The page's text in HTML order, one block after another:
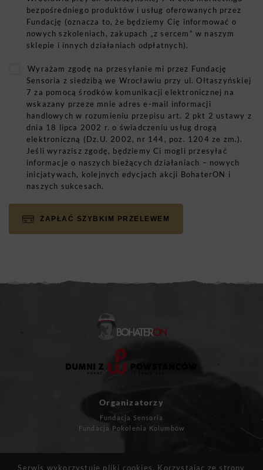
Serwis wykorzystuje pliki cookies. Korzystając ze strony
bezpośredniego produktów i usług oferowanych przez
Fundację (oznacza to, że będziemy Cię informować o
nowych szkoleniach, zakupach „z sercem” w naszym
sklepie i innych działaniach odpłatnych).
Wyrażam zgodę na przesyłanie mi przez Fundację
Sensoria z siedzibą we Wrocławiu przy ul. Ołtaszyńskiej
7 za pomocą środków komunikacji elektronicznej na
wskazany przeze mnie adres e-mail informacji
handlowych w rozumieniu przepisu art. 2 pkt 2 ustawy z
dnia 18 lipca 2002 r. o świadczeniu usług drogą
elektroniczną (Dz.U. 2002, nr 144, poz. 1204 ze zm.).
Jeśli wyrazisz zgodę, będziemy Ci mogli przesyłać
informacje o naszych bieżących działaniach – nowych
inicjatywach, kolejnych edycjach akcji BohaterON i
naszych sukcesach.
ZAPŁAĆ SZYBKIM PRZELEWEM
Organizatorzy
Fundacja Sensoria
Fundacja Pokolenia Kolumbów